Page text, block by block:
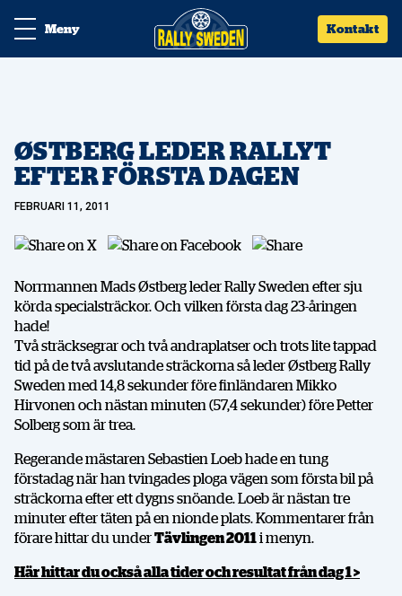
Kontakt
Meny
ØSTBERG LEDER RALLYT
EFTER FÖRSTA DAGEN
FEBRUARI 11, 2011
Norrmannen Mads Østberg leder Rally Sweden efter sju
körda specialsträckor. Och vilken första dag 23-åringen
hade!
Två sträcksegrar och två andraplatser och trots lite tappad
tid på de två avslutande sträckorna så leder Østberg Rally
Sweden med 14,8 sekunder före finländaren Mikko
Hirvonen och nästan minuten (57,4 sekunder) före Petter
Solberg som är trea.
Regerande mästaren Sebastien Loeb hade en tung
förstadag när han tvingades ploga vägen som första bil på
sträckorna efter ett dygns snöande. Loeb är nästan tre
minuter efter täten på en nionde plats. Kommentarer från
förare hittar du underTävlingen 2011i menyn.
Här hittar du också alla tider och resultat från dag 1 >